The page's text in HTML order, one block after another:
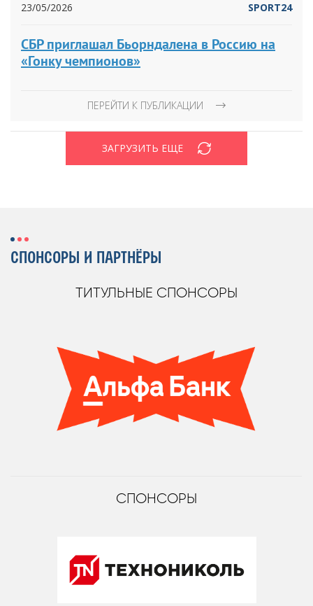
23/05/2026 SPORT24
СБР приглашал Бьорндалена в Россию на
«Гонку чемпионов»
ПЕРЕЙТИ К ПУБЛИКАЦИИ
ЗАГРУЗИТЬ ЕЩЕ
СПОНСОРЫ И ПАРТНЁРЫ
ТИТУЛЬНЫЕ СПОНСОРЫ
СПОНСОРЫ